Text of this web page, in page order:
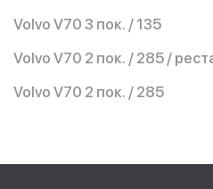
Volvo V70 3 пок. / 135
Volvo V70 2 пок. / 285 /
Volvo V70 2 пок. / 285